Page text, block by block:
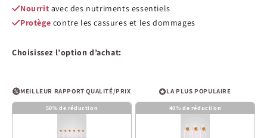
Nourrit avec des nutriments essentiels
Protège contre les cassures et les dommages
Choisissez l’option d’achat:
MEILLEUR RAPPORT QUALITÉ/PRIX
50% de réduction
LA PLUS POPULAIRE
40% de réduction